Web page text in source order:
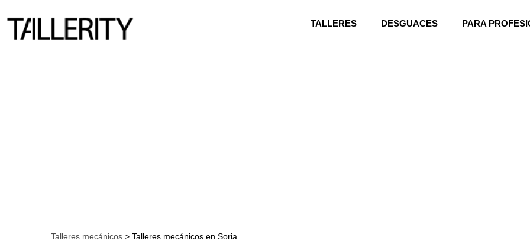
TALLERES DESGUACES PARA
Talleres mecánicos > Talleres mecánicos en Soria